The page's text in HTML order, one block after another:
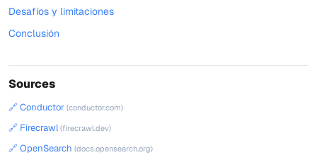
Desafíos y limitaciones
Conclusión
Sources
🔗 Conductor (conductor.com)
🔗 Firecrawl(firecrawl.dev)
🔗 OpenSearch (docs.opensearch.org)